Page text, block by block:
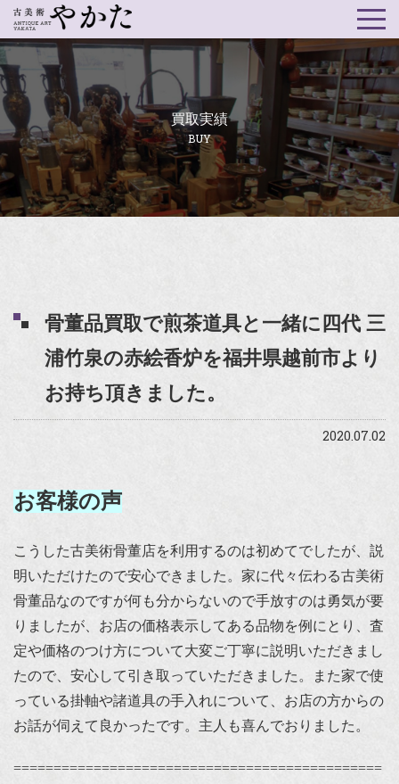
買取実績
BUY
骨董品買取で煎茶道具と一緒に四代 三
浦竹泉の赤絵香炉を福井県越前市より
お持ち頂きました。
2020.07.02
お客様の声
こうした古美術骨董店を利用するのは初めてでしたが、説
明いただけたので安心できました。家に代々伝わる古美術
骨董品なのですが何も分からないので手放すのは勇気が要
りましたが、お店の価格表示してある品物を例にとり、査
定や価格のつけ方について大変ご丁寧に説明いただきまし
たので、安心して引き取っていただきました。また家で使
っている掛軸や諸道具の手入れについて、お店の方からの
お話が伺えて良かったです。主人も喜んでおりました。
==============================================